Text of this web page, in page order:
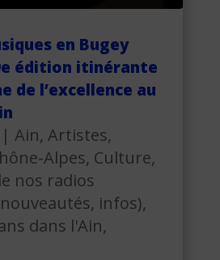
en Bugey
édition itinérante
de l’excellence au
Ain, Artistes,
Alpes, Culture,
nos radios
infos),
dans l'Ain,